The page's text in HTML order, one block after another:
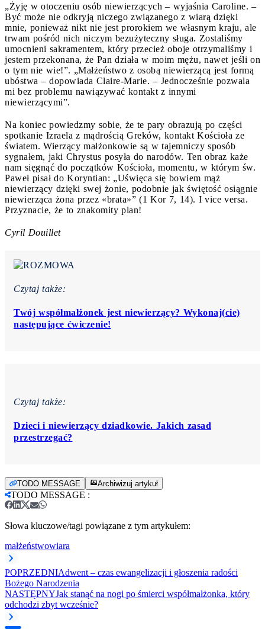
„Żyję w otoczeniu osób niewierzących – wyjaśnia Caroline. –
Być może nie odkryją niczego związanego z wiarą dzięki
mnie, ponieważ nikt nie jest prorokiem we własnym kraju, ale
trwam pośród nich niczym bezużyteczny sługa. Zostaliśmy
umocnieni sakramentem, który przecież oboje otrzymaliśmy i
jestem przekonana, że Pan działa w moim mężu, nawet jeśli on
o tym nie wie!”. „Małżeństwo z osobą niewierzącą jest formą
ubóstwa – dopowiada Claire-Marie. – Jednocześnie pozwala
mi bez problemu nawiązywać kontakt z innymi
niewierzącymi”.
Na koniec powiedzmy sobie, że te pary obrazują po części
spotkanie Izraela z mądrością Greków, kontakt Kościoła ze
światem. Wierzący małżonkowie są w tajemniczy sposób
sygnałem, jaki Chrystus posyła do narodów. Ten obraz każe
nam sięgnąć do początków Kościoła, momentu, w którym św.
Paweł pisał do Koryntian: „Uświęca się bowiem mąż
niewierzący dzięki swej żonie, podobnie jak świętość osiągnie
niewierząca żona przez «brata»” (1 Kor 7, 14). I vice versa.
Przyznacie, że to znakomity plan!
Cyril Douillet
Czytaj także:
Twój współmałżonek jest niewierzący? Wykonaj(cie)
następujące ćwiczenie!
Czytaj także:
Dzieci i niewierzący dziadkowie. Jakich zasad
przestrzegać?
TODO MESSAGE Archiwizuj artykuł
TODO MESSAGE :
Słowa kluczowe/tagi powiązane z tym artykułem:
małżeństwowiara
POPRZEDNIAdwent – czas ewangelizacji i głoszenia radości
Bożego Narodzenia
NASTĘPNYJak stanąć na nogi po śmierci współmałżonka, który
odchodzi zbyt wcześnie?